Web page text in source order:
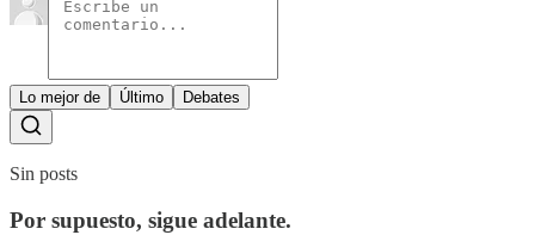
Lo mejor de Último Debates
Sin posts
Por supuesto, sigue adelante.